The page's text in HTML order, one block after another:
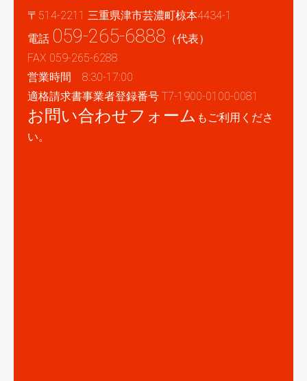
〒514-2211 三重県津市芸濃町椋本4434-1
電話 059-265-6888 （代表）
FAX 059-265-6288
営業時間 8:30-17:00
適格請求書事業者登録番号 T7-1900-0100-0081
お問い合わせフォーム もご利用くださ
い。